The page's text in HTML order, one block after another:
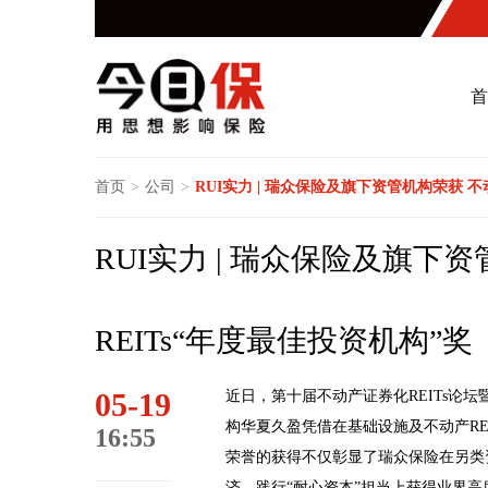
首页 > 公司 > RUI实力 | 瑞众保险及旗下资管机构荣获
RUI实力 | 瑞众保险及旗下
REITs“年度最佳投资机构”奖
05-19
16:55
近日，第十届不动产证券化REITs论坛
构华夏久盈凭借在基础设施及不动产
荣誉的获得不仅彰显了瑞众保险在另